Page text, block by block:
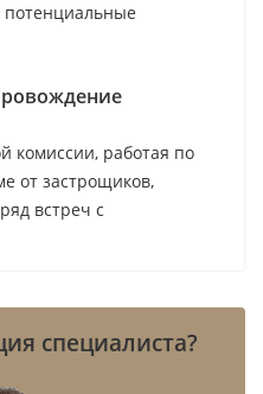
актуальные
— в разделе
попросите составить
личное
аренду. Если
комиссии, работая по
от застрощиков,
встреч с
специалиста?